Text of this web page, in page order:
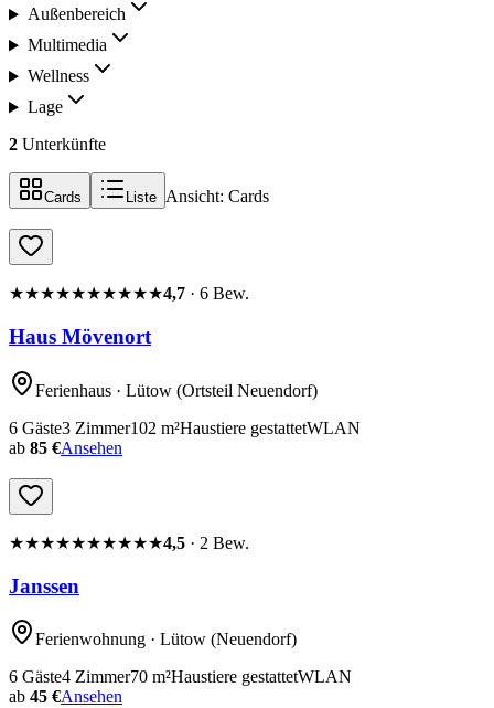
Außenbereich
Multimedia
Wellness
Lage
2 Unterkünfte
Cards Liste Ansicht: Cards
★★★★★★★★★★4,7 · 6 Bew.
Haus Mövenort
Ferienhaus · Lütow (Ortsteil Neuendorf)
6 Gäste3 Zimmer102 m²Haustiere gestattetWLAN
ab 85 €Ansehen
★★★★★★★★★★4,5 · 2 Bew.
Janssen
Ferienwohnung · Lütow (Neuendorf)
6 Gäste4 Zimmer70 m²Haustiere gestattetWLAN
ab 45 €Ansehen